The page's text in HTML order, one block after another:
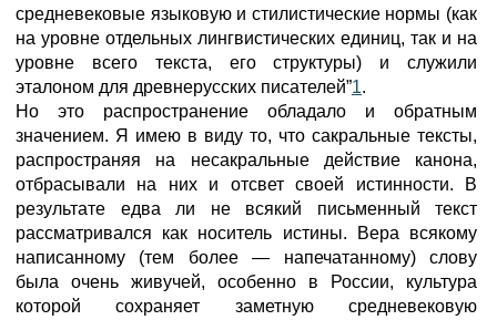
средневековые языковую и стилистические нормы (как
на уровне отдельных лингвистических единиц, так и на
уровне всего текста, его структуры) и служили
эталоном для древнерусских писателей”1.
Но это распространение обладало и обратным
значением. Я имею в виду то, что сакральные тексты,
распространяя на несакральные действие канона,
отбрасывали на них и отсвет своей истинности. В
результате едва ли не всякий письменный текст
рассматривался как носитель истины. Вера всякому
написанному (тем более — напечатанному) слову
была очень живучей, особенно в России, культура
которой сохраняет заметную средневековую